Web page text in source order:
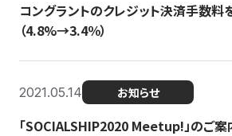
コングラントのクレジット決済手数料
（4.8%→3.4％）
2021.05.14 お知らせ
「SOCIALSHIP2020 Meetup!」のご案